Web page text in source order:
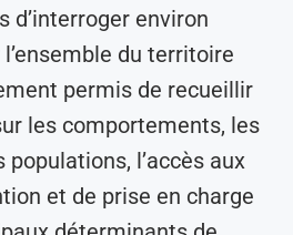
d’interroger environ
du territoire
permis de recueillir
les comportements, les
l’accès aux
et de prise en charge